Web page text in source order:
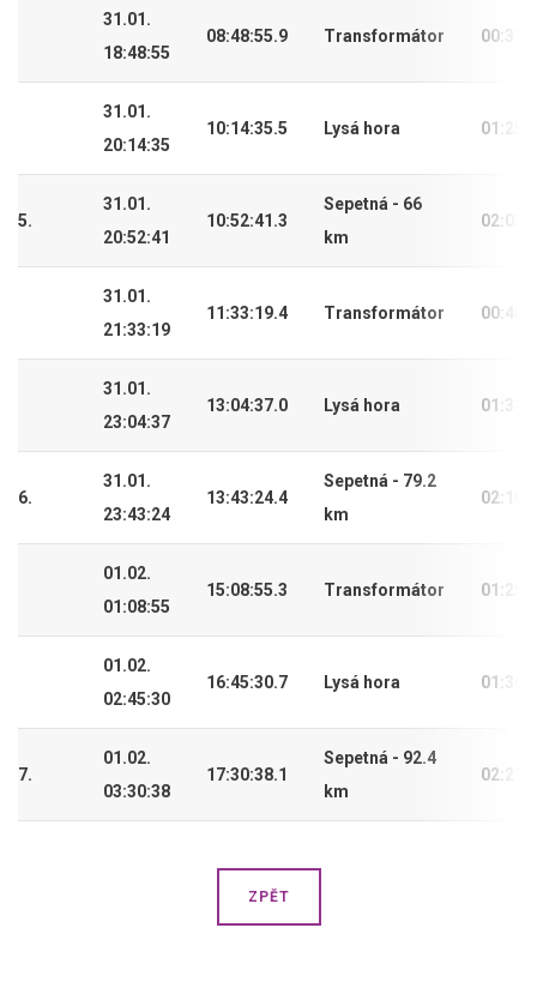
31.01.
18:48:55
08:48:55.9 Transformátor
31.01.
20:14:35
10:14:35.5 Lysá hora
5.
31.01.
20:52:41
10:52:41.3
Sepetná - 66
km
31.01.
21:33:19
11:33:19.4 Transformátor
31.01.
23:04:37
13:04:37.0 Lysá hora
6.
31.01.
23:43:24
13:43:24.4
Sepetná - 79.2
km
01.02.
01:08:55
15:08:55.3 Transformátor
01.02.
02:45:30
16:45:30.7 Lysá hora
7.
01.02.
03:30:38
17:30:38.1
Sepetná - 92.4
km
ZPĚT